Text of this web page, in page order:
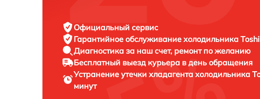
Официальный сервис
Гарантийное обслуживание холодильника
Диагностика за наш счет, ремонт по желанию
Бесплатный выезд курьера в день обращения
Устранение утечки хладагента холодильника
минут